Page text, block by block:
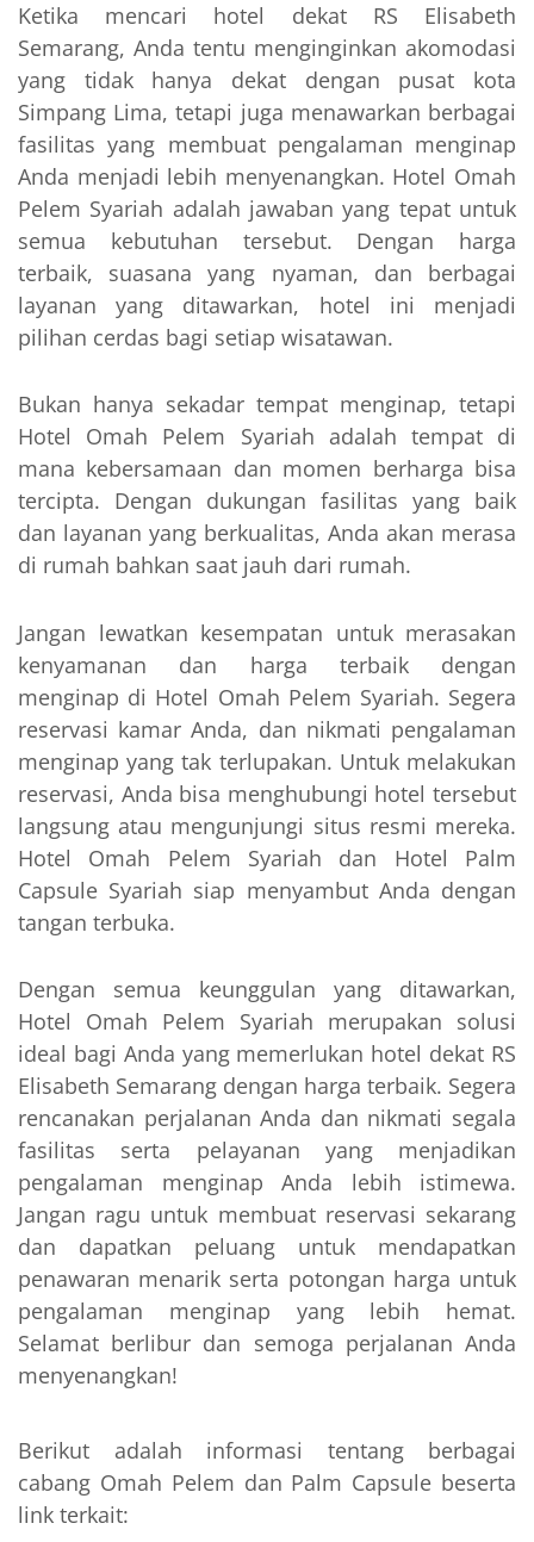
Ketika mencari hotel dekat RS Elisabeth
Semarang, Anda tentu menginginkan akomodasi
yang tidak hanya dekat dengan pusat kota
Simpang Lima, tetapi juga menawarkan berbagai
fasilitas yang membuat pengalaman menginap
Anda menjadi lebih menyenangkan. Hotel Omah
Pelem Syariah adalah jawaban yang tepat untuk
semua kebutuhan tersebut. Dengan harga
terbaik, suasana yang nyaman, dan berbagai
layanan yang ditawarkan, hotel ini menjadi
pilihan cerdas bagi setiap wisatawan.
Bukan hanya sekadar tempat menginap, tetapi
Hotel Omah Pelem Syariah adalah tempat di
mana kebersamaan dan momen berharga bisa
tercipta. Dengan dukungan fasilitas yang baik
dan layanan yang berkualitas, Anda akan merasa
di rumah bahkan saat jauh dari rumah.
Jangan lewatkan kesempatan untuk merasakan
kenyamanan dan harga terbaik dengan
menginap di Hotel Omah Pelem Syariah. Segera
reservasi kamar Anda, dan nikmati pengalaman
menginap yang tak terlupakan. Untuk melakukan
reservasi, Anda bisa menghubungi hotel tersebut
langsung atau mengunjungi situs resmi mereka.
Hotel Omah Pelem Syariah dan Hotel Palm
Capsule Syariah siap menyambut Anda dengan
tangan terbuka.
Dengan semua keunggulan yang ditawarkan,
Hotel Omah Pelem Syariah merupakan solusi
ideal bagi Anda yang memerlukan hotel dekat RS
Elisabeth Semarang dengan harga terbaik. Segera
rencanakan perjalanan Anda dan nikmati segala
fasilitas serta pelayanan yang menjadikan
pengalaman menginap Anda lebih istimewa.
Jangan ragu untuk membuat reservasi sekarang
dan dapatkan peluang untuk mendapatkan
penawaran menarik serta potongan harga untuk
pengalaman menginap yang lebih hemat.
Selamat berlibur dan semoga perjalanan Anda
menyenangkan!
Berikut adalah informasi tentang berbagai
cabang Omah Pelem dan Palm Capsule beserta
link terkait: